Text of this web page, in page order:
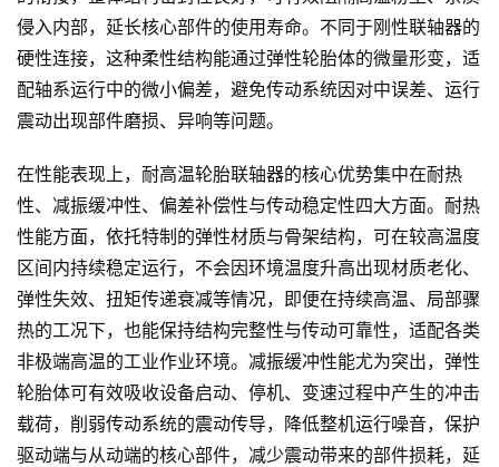
侵入内部，延长核心部件的使用寿命。不同于刚性联轴器的
硬性连接，这种柔性结构能通过弹性轮胎体的微量形变，适
配轴系运行中的微小偏差，避免传动系统因对中误差、运行
震动出现部件磨损、异响等问题。
在性能表现上，耐高温轮胎联轴器的核心优势集中在耐热
性、减振缓冲性、偏差补偿性与传动稳定性四大方面。耐热
性能方面，依托特制的弹性材质与骨架结构，可在较高温度
区间内持续稳定运行，不会因环境温度升高出现材质老化、
弹性失效、扭矩传递衰减等情况，即便在持续高温、局部骤
热的工况下，也能保持结构完整性与传动可靠性，适配各类
非极端高温的工业作业环境。减振缓冲性能尤为突出，弹性
轮胎体可有效吸收设备启动、停机、变速过程中产生的冲击
载荷，削弱传动系统的震动传导，降低整机运行噪音，保护
驱动端与从动端的核心部件，减少震动带来的部件损耗，延